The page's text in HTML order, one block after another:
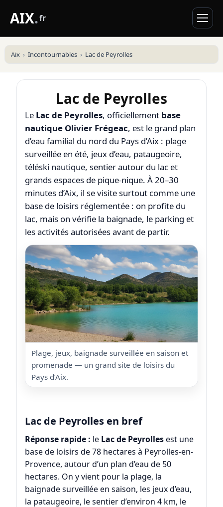
AIX.fr
Aix Incontournables Lac de Peyrolles
Lac de Peyrolles
Le Lac de Peyrolles, officiellement base
nautique Olivier Frégeac, est le grand plan
d’eau familial du nord du Pays d’Aix : plage
surveillée en été, jeux d’eau, pataugeoire,
téléski nautique, sentier autour du lac et
grands espaces de pique-nique. À 20–30
minutes d’Aix, il se visite surtout comme une
base de loisirs réglementée : on profite du
lac, mais on vérifie la baignade, le parking et
les activités autorisées avant de partir.
Plage, jeux, baignade surveillée en saison et
promenade — un grand site de loisirs du
Pays d’Aix.
Lac de Peyrolles en bref
Réponse rapide : le Lac de Peyrollesest une
base de loisirs de 78 hectares à Peyrolles-en-
Provence, autour d’un plan d’eau de 50
hectares. On y vient pour la plage, la
baignade surveillée en saison, les jeux d’eau,
la pataugeoire, le sentier d’environ 4 km, le